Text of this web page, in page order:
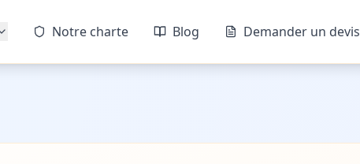
Notre charte Blog Demander un devis